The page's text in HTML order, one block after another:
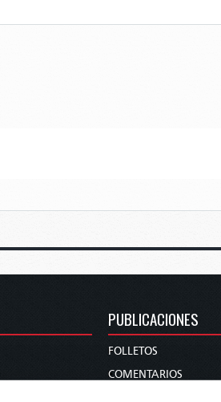
PUBLICACIONES
FOLLETOS
COMENTARIOS